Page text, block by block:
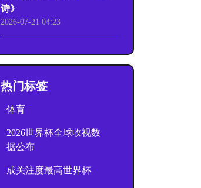
诗》
2026-07-21 04:23
热门标签
体育
2026世界杯全球收视数
据公布
成关注度最高世界杯